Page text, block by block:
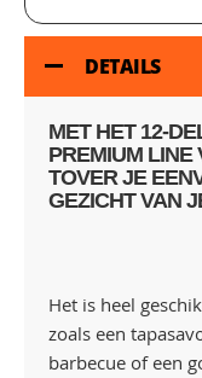
DETAILS
MET HET 12-
PREMIUM LINE
TOVER JE
GEZICHT VAN
Het is heel
zoals een
barbecue of een